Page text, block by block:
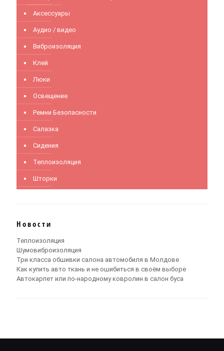
Аксессуары
Аудио / видео
Виброизоляция
Клей
Люки
Освещение
Ремни Безопасности
Салазка
Сидения
Теплоизоляция
Шторки
Новости
Теплоизоляция
Шумовиброизоляция
Три класса обшивки салона автомобиля в Молдове
Как купить авто ткань и не ошибиться в своём выборе
Автокарпет или по-народному ковролин в салон буса